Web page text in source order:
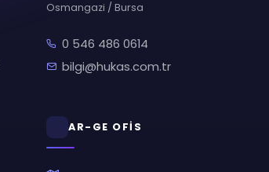
Osmangazi / Bursa
0 546 486 0614
bilgi@hukas.com.tr
AR-GE OFİS